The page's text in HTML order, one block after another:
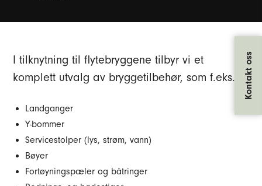
I tilknytning til flytebryggene tilbyr vi et
komplett utvalg av bryggetilbehør, som f.eks.:
Landganger
Y-bommer
Servicestolper (lys, strøm, vann)
Bøyer
Fortøyningspæler og båtringer
Kontakt oss